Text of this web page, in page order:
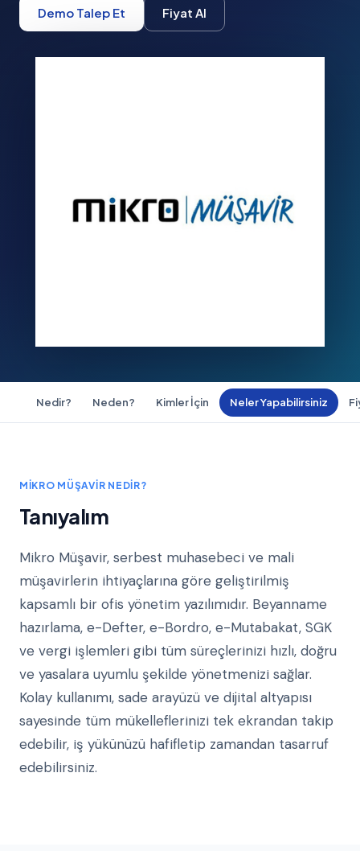
Demo Talep Et Fiyat Al
Nedir? Neden? Kimler İçin Neler Yapabilirsiniz
MIKRO MÜŞAVIR NEDIR?
Tanıyalım
Mikro Müşavir, serbest muhasebeci ve mali
müşavirlerin ihtiyaçlarına göre geliştirilmiş
kapsamlı bir ofis yönetim yazılımıdır. Beyanname
hazırlama, e-Defter, e-Bordro, e-Mutabakat, SGK
ve vergi işlemleri gibi tüm süreçlerinizi hızlı, doğru
ve yasalara uyumlu şekilde yönetmenizi sağlar.
Kolay kullanımı, sade arayüzü ve dijital altyapısı
sayesinde tüm mükelleflerinizi tek ekrandan takip
edebilir, iş yükünüzü hafifletip zamandan tasarruf
edebilirsiniz.